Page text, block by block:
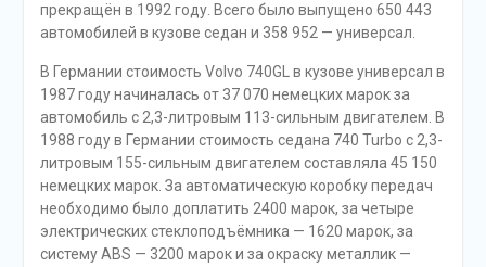
прекращён в 1992 году. Всего было выпущено 650 443
автомобилей в кузове седан и 358 952 — универсал.
В Германии стоимость Volvo 740GL в кузове универсал в
1987 году начиналась от 37 070 немецких марок за
автомобиль с 2,3-литровым 113-сильным двигателем. В
1988 году в Германии стоимость седана 740 Turbo с 2,3-
литровым 155-сильным двигателем составляла 45 150
немецких марок. За автоматическую коробку передач
необходимо было доплатить 2400 марок, за четыре
электрических стеклоподъёмника — 1620 марок, за
систему ABS — 3200 марок и за окраску металлик —